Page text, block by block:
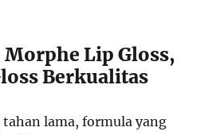
Lip Gloss,
Berkualitas
lama, formula yang